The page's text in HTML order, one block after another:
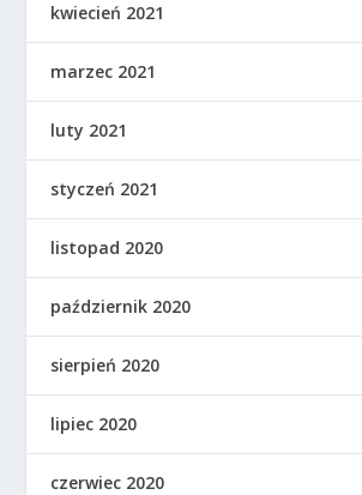
kwiecień 2021
marzec 2021
luty 2021
styczeń 2021
listopad 2020
październik 2020
sierpień 2020
lipiec 2020
czerwiec 2020